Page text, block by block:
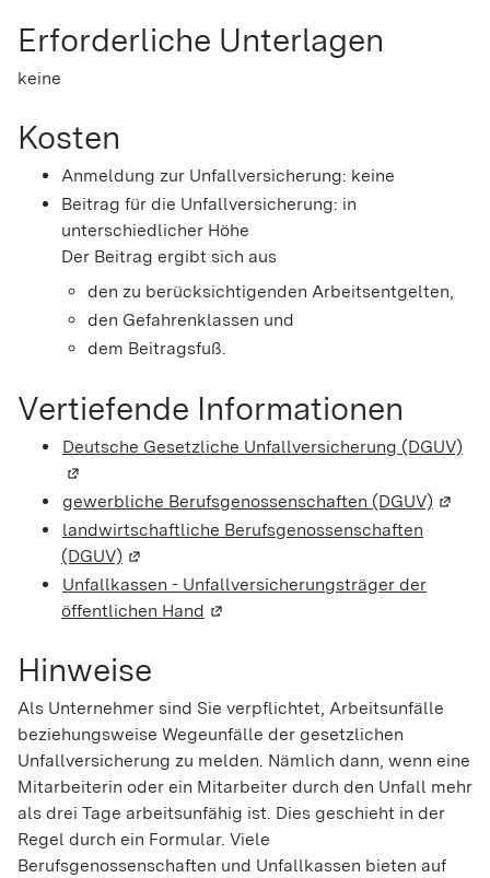
Erforderliche Unterlagen
keine
Kosten
Anmeldung zur Unfallversicherung: keine
Beitrag für die Unfallversicherung: in
unterschiedlicher Höhe
Der Beitrag ergibt sich aus
den zu berücksichtigenden Arbeitsentgelten,
den Gefahrenklassen und
dem Beitragsfuß.
Vertiefende Informationen
Deutsche Gesetzliche Unfallversicherung (DGUV)
gewerbliche Berufsgenossenschaften (DGUV) (Wird
landwirtschaftliche Berufsgenossenschaften
(DGUV) (Wird in einem neuen Fenster geöffnet)
Unfallkassen - Unfallversicherungsträger der
öffentlichen Hand (Wird in einem neuen Fenster
Hinweise
Als Unternehmer sind Sie verpflichtet, Arbeitsunfälle
beziehungsweise Wegeunfälle der gesetzlichen
Unfallversicherung zu melden. Nämlich dann, wenn eine
Mitarbeiterin oder ein Mitarbeiter durch den Unfall mehr
als drei Tage arbeitsunfähig ist. Dies geschieht in der
Regel durch ein Formular. Viele
Berufsgenossenschaften und Unfallkassen bieten auf